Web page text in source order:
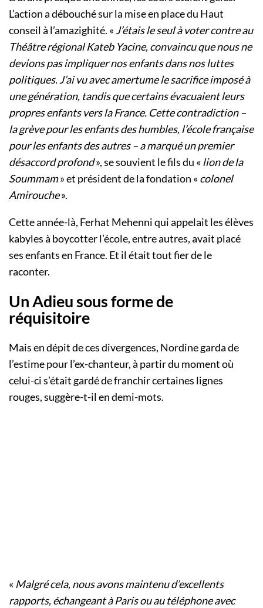
L’action a débouché sur la mise en place du Haut
conseil à l’amazighité. « J’étais le seul à voter contre au
Théâtre régional Kateb Yacine, convaincu que nous ne
devions pas impliquer nos enfants dans nos luttes
politiques. J’ai vu avec amertume le sacrifice imposé à
une génération, tandis que certains évacuaient leurs
propres enfants vers la France. Cette contradiction –
la grève pour les enfants des humbles, l’école française
pour les enfants des autres – a marqué un premier
désaccord profond», se souvient le fils du « lion de la
Soummam» et président de la fondation « colonel
Amirouche».
Cette année-là, Ferhat Mehenni qui appelait les élèves
kabyles à boycotter l’école, entre autres, avait placé
ses enfants en France. Et il était tout fier de le
raconter.
Un Adieu sous forme de
réquisitoire
Mais en dépit de ces divergences, Nordine garda de
l’estime pour l’ex-chanteur, à partir du moment où
celui-ci s’était gardé de franchir certaines lignes
rouges, suggère-t-il en demi-mots.
« Malgré cela, nous avons maintenu d’excellents
rapports, échangeant à Paris ou au téléphone avec